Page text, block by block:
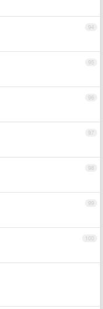
94
95
96
97
98
99
100